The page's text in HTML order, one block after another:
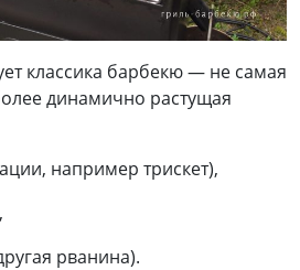
классика барбекю — не самая
динамично растущая
например трискет),
рванина).